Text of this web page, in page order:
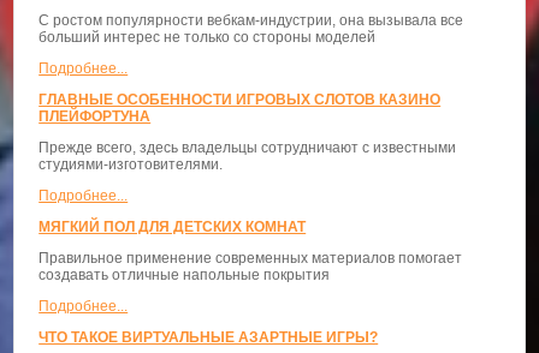
С ростом популярности вебкам-индустрии, она вызывала все
больший интерес не только со стороны моделей
Подробнее...
ГЛАВНЫЕ ОСОБЕННОСТИ ИГРОВЫХ СЛОТОВ КАЗИНО
ПЛЕЙФОРТУНА
Прежде всего, здесь владельцы сотрудничают с известными
студиями-изготовителями.
Подробнее...
МЯГКИЙ ПОЛ ДЛЯ ДЕТСКИХ КОМНАТ
Правильное применение современных материалов помогает
создавать отличные напольные покрытия
Подробнее...
ЧТО ТАКОЕ ВИРТУАЛЬНЫЕ АЗАРТНЫЕ ИГРЫ?